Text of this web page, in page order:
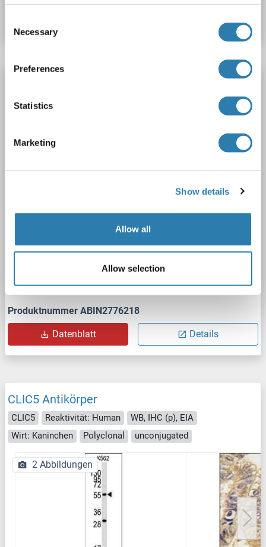
Selection
Necessary
Preferences
Statistics
Marketing
Show details
Allow all
Allow selection
CLIC5
unconjugated
WB
2 Abbildungen
1 reference
Produktnummer ABIN2776218
Datenblatt Details
CLIC5 Antikörper
CLIC5 Reaktivität: Human
WB, IHC (p), EIA
Wirt: Kaninchen
Polyclonal unconjugated
2 Abbildungen